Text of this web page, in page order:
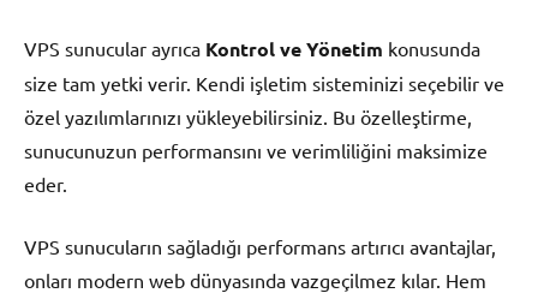
VPS sunucular ayrıca Kontrol ve Yönetim konusunda
size tam yetki verir. Kendi işletim sisteminizi seçebilir ve
özel yazılımlarınızı yükleyebilirsiniz. Bu özelleştirme,
sunucunuzun performansını ve verimliliğini maksimize
eder.
VPS sunucuların sağladığı performans artırıcı avantajlar,
onları modern web dünyasında vazgeçilmez kılar. Hem